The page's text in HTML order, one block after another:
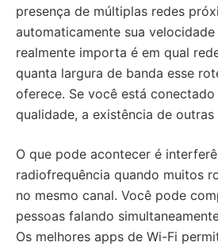
presença de múltiplas redes
automaticamente sua
realmente importa é em qual
quanta largura de banda esse
oferece. Se você está
qualidade, a existência de
O que pode acontecer é
radiofrequência quando muitos
no mesmo canal. Você pode
pessoas falando
Os melhores apps de Wi-Fi